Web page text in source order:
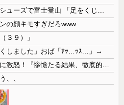
の顔キモすぎだろwww
３９）」
しました」おば「ｱｯ…ｯｽ…」→
、、